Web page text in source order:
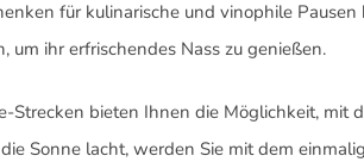
für kulinarische und vinophile
um ihr erfrischendes Nass zu genießen.
Strecken bieten Ihnen die Möglichkeit, mit
Sonne lacht, werden Sie mit dem